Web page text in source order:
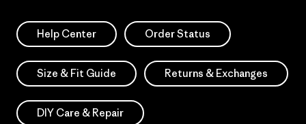
Help Center Order Status
Size & Fit Guide Returns & Exchanges
DIY Care & Repair